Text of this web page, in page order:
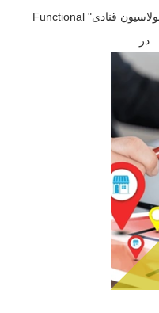
"افزودنی‌های عملکردی یا مواد کمکی فرمولاسیون قنادی" Functional